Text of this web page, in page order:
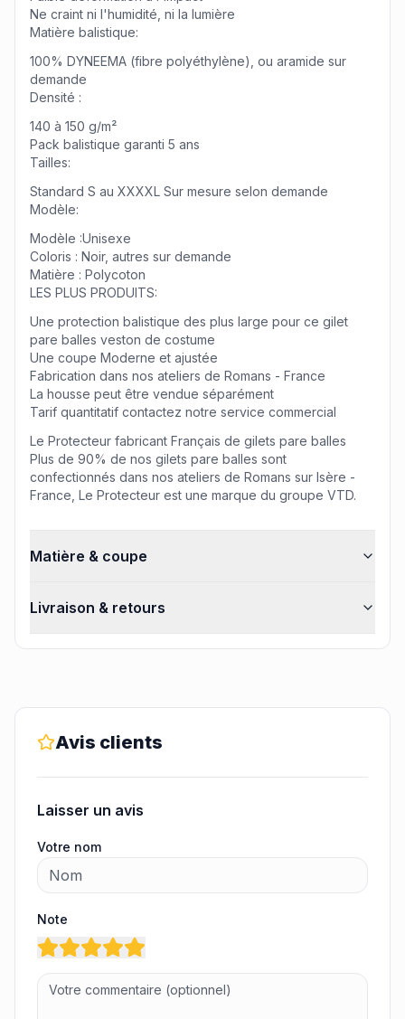
Ne craint ni l'humidité, ni la lumière
Matière balistique:
100% DYNEEMA (fibre polyéthylène), ou aramide sur
demande
Densité :
140 à 150 g/m²
Pack balistique garanti 5 ans
Tailles:
Standard S au XXXXL Sur mesure selon demande
Modèle:
Modèle :Unisexe
Coloris : Noir, autres sur demande
Matière : Polycoton
LES PLUS PRODUITS:
Une protection balistique des plus large pour ce gilet
pare balles veston de costume
Une coupe Moderne et ajustée
Fabrication dans nos ateliers de Romans - France
La housse peut être vendue séparément
Tarif quantitatif contactez notre service commercial
Le Protecteur fabricant Français de gilets pare balles
Plus de 90% de nos gilets pare balles sont
confectionnés dans nos ateliers de Romans sur Isère -
France, Le Protecteur est une marque du groupe VTD.
Matière & coupe
Livraison & retours
Avis clients
Laisser un avis
Votre nom
Note